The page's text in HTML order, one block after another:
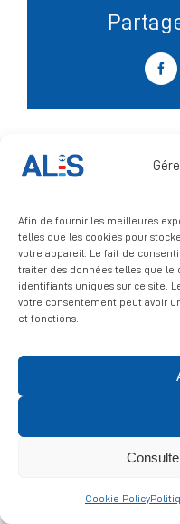
Afin de fournir les meilleures
telles que les cookies pour
votre appareil. Le fait de
traiter des données telles que
identifiants uniques sur ce site.
votre consentement peut avoir
et fonctions.
Cookie Policy
Signalement
© 2026